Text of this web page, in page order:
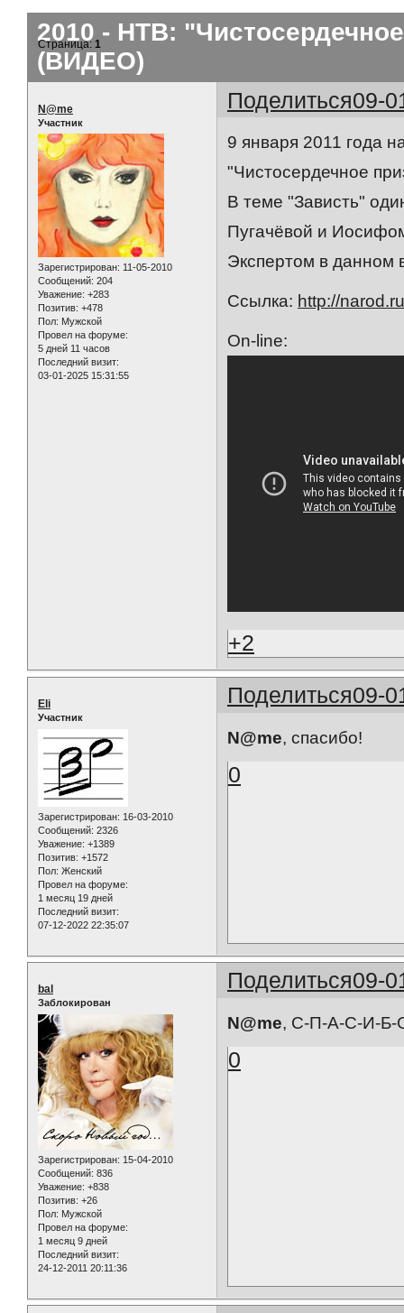
2010 - НТВ:
(ВИДЕО)
Страница:1
Поделиться09-
N@me
Участник
Зарегистрирован: 11-05-2010
Сообщений: 204
Уважение: +283
Позитив: +478
Пол: Мужской
Провел на форуме:
5 дней 11 часов
Последний визит:
03-01-2025 15:31:55
9 января 2011 года
"Чистосердечное
В теме "Зависть"
Пугачёвой и
Экспертом в данном
Ссылка: http://
On-line:
+2
Поделиться09-
Eli
Участник
Зарегистрирован: 16-03-2010
Сообщений: 2326
Уважение: +1389
Позитив: +1572
Пол: Женский
Провел на форуме:
1 месяц 19 дней
Последний визит:
07-12-2022 22:35:07
N@me, спасибо!
0
Поделиться09-
bal
Заблокирован
Зарегистрирован: 15-04-2010
Сообщений: 836
Уважение: +838
Позитив: +26
Пол: Мужской
Провел на форуме:
1 месяц 9 дней
Последний визит:
24-12-2011 20:11:36
N@me, С-П-А-С-И-Б-
0